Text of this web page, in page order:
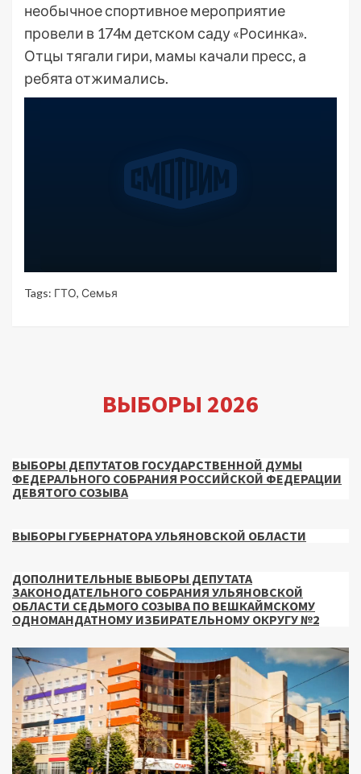
необычное спортивное мероприятие
провели в 174м детском саду «Росинка».
Отцы тягали гири, мамы качали пресс, а
ребята отжимались.
Tags: ГТО, Семья
ВЫБОРЫ 2026
ВЫБОРЫ ДЕПУТАТОВ ГОСУДАРСТВЕННОЙ ДУМЫ
ФЕДЕРАЛЬНОГО СОБРАНИЯ РОССИЙСКОЙ ФЕДЕРАЦИИ
ДЕВЯТОГО СОЗЫВА
ВЫБОРЫ ГУБЕРНАТОРА УЛЬЯНОВСКОЙ ОБЛАСТИ
ДОПОЛНИТЕЛЬНЫЕ ВЫБОРЫ ДЕПУТАТА
ЗАКОНОДАТЕЛЬНОГО СОБРАНИЯ УЛЬЯНОВСКОЙ
ОБЛАСТИ СЕДЬМОГО СОЗЫВА ПО ВЕШКАЙМСКОМУ
ОДНОМАНДАТНОМУ ИЗБИРАТЕЛЬНОМУ ОКРУГУ №2